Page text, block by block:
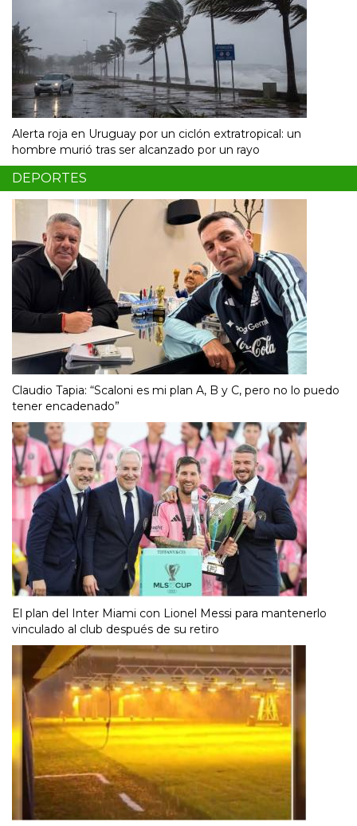
Alerta roja en Uruguay por un ciclón extratropical: un
hombre murió tras ser alcanzado por un rayo
DEPORTES
Claudio Tapia: “Scaloni es mi plan A, B y C, pero no lo puedo
tener encadenado”
El plan del Inter Miami con Lionel Messi para mantenerlo
vinculado al club después de su retiro